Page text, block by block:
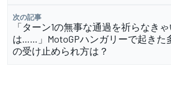
次の記事
「ターン1の無事な通過を祈らなき
は……」MotoGPハンガリーで起きた
の受け止められ方は？